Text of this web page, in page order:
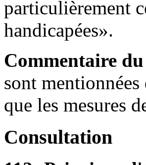
particulièrement
handicapées».
Commentaire
sont
que les mesures
Consultation